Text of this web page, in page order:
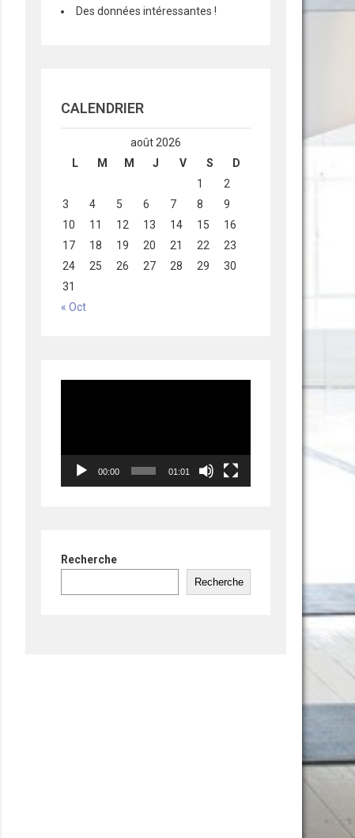
Des données intéressantes !
CALENDRIER
août 2026
L
M M J V S
D
1
2
3
4 5 6 7 8
9
10
11 12 13 14 15
16
17
18 19 20 21 22
23
24
25 26 27 28 29
30
31
« Oct
00:00 01:01
Recherche
Recherche